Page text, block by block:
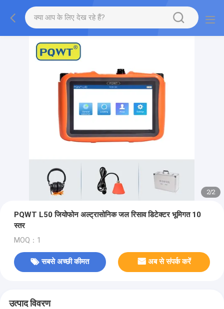
2/2
PQWT L50 जियोफोन अल्ट्रासोनिक जल रिसाव डिटेक्टर भूमिगत 10
स्तर
MOQ：1
सबसे अच्छी कीमत अब से संपर्क करें
उत्पाद विवरण